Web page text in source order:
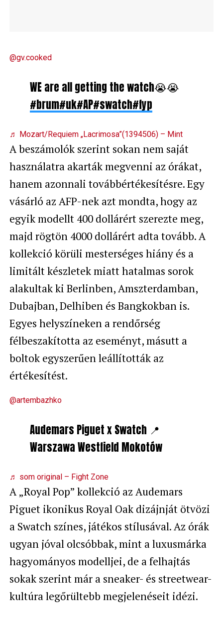
@gv.cooked
WE are all getting the watch😭😭
#brum#uk#AP#swatch#fyp
♬ Mozart/Requiem „Lacrimosa”(1394506) – Mint
A beszámolók szerint sokan nem saját
használatra akarták megvenni az órákat,
hanem azonnali továbbértékesítésre. Egy
vásárló az AFP-nek azt mondta, hogy az
egyik modellt 400 dollárért szerezte meg,
majd rögtön 4000 dollárért adta tovább. A
kollekció körüli mesterséges hiány és a
limitált készletek miatt hatalmas sorok
alakultak ki Berlinben, Amszterdamban,
Dubajban, Delhiben és Bangkokban is.
Egyes helyszíneken a rendőrség
félbeszakította az eseményt, másutt a
boltok egyszerűen leállították az
értékesítést.
@artembazhko
Audemars Piguet x Swatch 📍
Warszawa Westfield Mokotów
♬ som original – Fight Zone
A „Royal Pop” kollekció az Audemars
Piguet ikonikus Royal Oak dizájnját ötvözi
a Swatch színes, játékos stílusával. Az órák
ugyan jóval olcsóbbak, mint a luxusmárka
hagyományos modelljei, de a felhajtás
sokak szerint már a sneaker- és streetwear-
kultúra legőrültebb megjelenéseit idézi.